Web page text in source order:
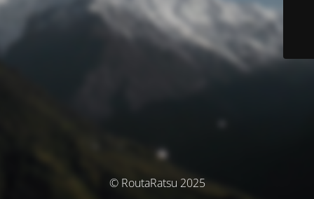
© RoutaRatsu 2025